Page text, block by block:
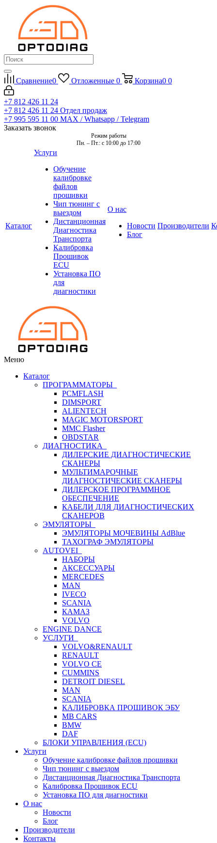
Сравнение0 Отложенные 0 Корзина0 0
+7 812 426 11 24
+7 812 426 11 24 Отдел продаж
+7 995 595 11 00 MAX / Whatsapp / Telegram
Заказать звонок
Режим работы
Пн. – Пт.: с 10:00 до 17:00
Каталог
Услуги
Обучение
калибровке
файлов
прошивки
Чип тюнинг с
выездом
Дистанционная
Диагностика
Транспорта
Калибровка
Прошивок
ECU
Установка ПО
для
диагностики
О нас
Новости
Блог
Производители
Меню
Каталог
ПРОГРАММАТОРЫ
PCMFLASH
DIMSPORT
ALIENTECH
MAGIC MOTORSPORT
MMC Flasher
OBDSTAR
ДИАГНОСТИКА
ДИЛЕРСКИЕ ДИАГНОСТИЧЕСКИЕ
СКАНЕРЫ
МУЛЬТИМАРОЧНЫЕ
ДИАГНОСТИЧЕСКИЕ СКАНЕРЫ
ДИЛЕРСКОЕ ПРОГРАММНОЕ
ОБЕСПЕЧЕНИЕ
КАБЕЛИ ДЛЯ ДИАГНОСТИЧЕСКИХ
СКАНЕРОВ
ЭМУЛЯТОРЫ
ЭМУЛЯТОРЫ МОЧЕВИНЫ АdBlue
ТАХОГРАФ ЭМУЛЯТОРЫ
AUTOVEI
НАБОРЫ
АКСЕССУАРЫ
MERCEDES
MAN
IVECO
SCANIA
КАМАЗ
VOLVO
ENGINE DANCE
УСЛУГИ
VOLVO&RENAULT
RENAULT
VOLVO CE
CUMMINS
DETROIT DIESEL
MAN
SCANIA
КАЛИБРОВКА ПРОШИВОК ЭБУ
MB CARS
BMW
DAF
БЛОКИ УПРАВЛЕНИЯ (ECU)
Услуги
Обучение калибровке файлов прошивки
Чип тюнинг с выездом
Дистанционная Диагностика Транспорта
Калибровка Прошивок ECU
Установка ПО для диагностики
О нас
Новости
Блог
Производители
Контакты